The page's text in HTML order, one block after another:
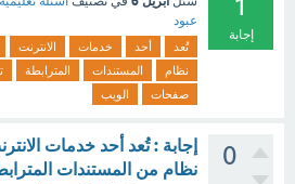
1
إجابة
عبود
تُعد أحد خدمات الانترنت
نظام
المستندات المترابطة
صفحات
الويب
0
إجابة : تُعد أحد خدمات
نظام من المستندات